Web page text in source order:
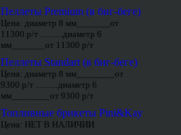
Пеллеты Premium (в биг-беге)
Цена: диаметр 8 мм_______от
11300 р/т ...........диаметр 6
мм_______от 11300 р/т
Пеллеты Standart (в биг-беге)
Цена: диаметр 8 мм________от
9300 р/т ...........диаметр 6
мм________от 9300 р/т
Топливные брикеты Pini&Kay
Цена: НЕТ В НАЛИЧИИ